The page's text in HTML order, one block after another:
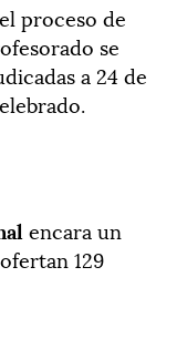
proceso de
se
a 24 de
encara un
129